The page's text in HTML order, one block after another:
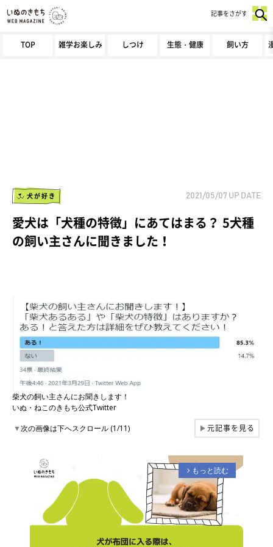
TOP 雑学お楽しみ しつけ 生態・健康 飼い方
記事をさがす
犬が好き 2021/05/07 UP DATE
愛犬は「犬種の特徴」にあてはまる？ 5犬種
の飼い主さんに聞きました！
柴犬の飼い主さんにお聞きします！
いぬ・ねこのきもち公式Twitter
▼次の画像は下へスクロール (1/11) ▶元記事を見る
arrow_forward_ios もっと読む